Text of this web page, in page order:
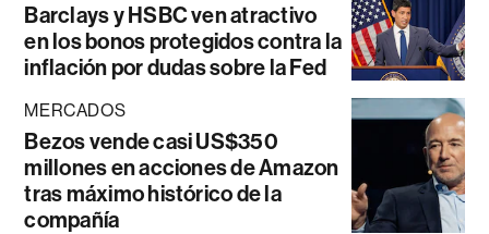
Barclays y HSBC ven atractivo
en los bonos protegidos contra la
inflación por dudas sobre la Fed
MERCADOS
Bezos vende casi US$350
millones en acciones de Amazon
tras máximo histórico de la
compañía